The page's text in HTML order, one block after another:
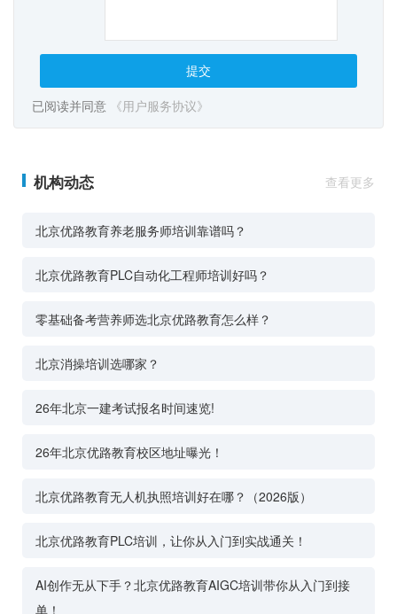
提交
已阅读并同意 《用户服务协议》
机构动态 查看更多
北京优路教育养老服务师培训靠谱吗？
北京优路教育PLC自动化工程师培训好吗？
零基础备考营养师选北京优路教育怎么样？
北京消操培训选哪家？
26年北京一建考试报名时间速览!
26年北京优路教育校区地址曝光！
北京优路教育无人机执照培训好在哪？（2026版）
北京优路教育PLC培训，让你从入门到实战通关！
AI创作无从下手？北京优路教育AIGC培训带你从入门到接
单！